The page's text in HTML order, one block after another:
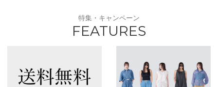
特集・キャンペーン
FEATURES